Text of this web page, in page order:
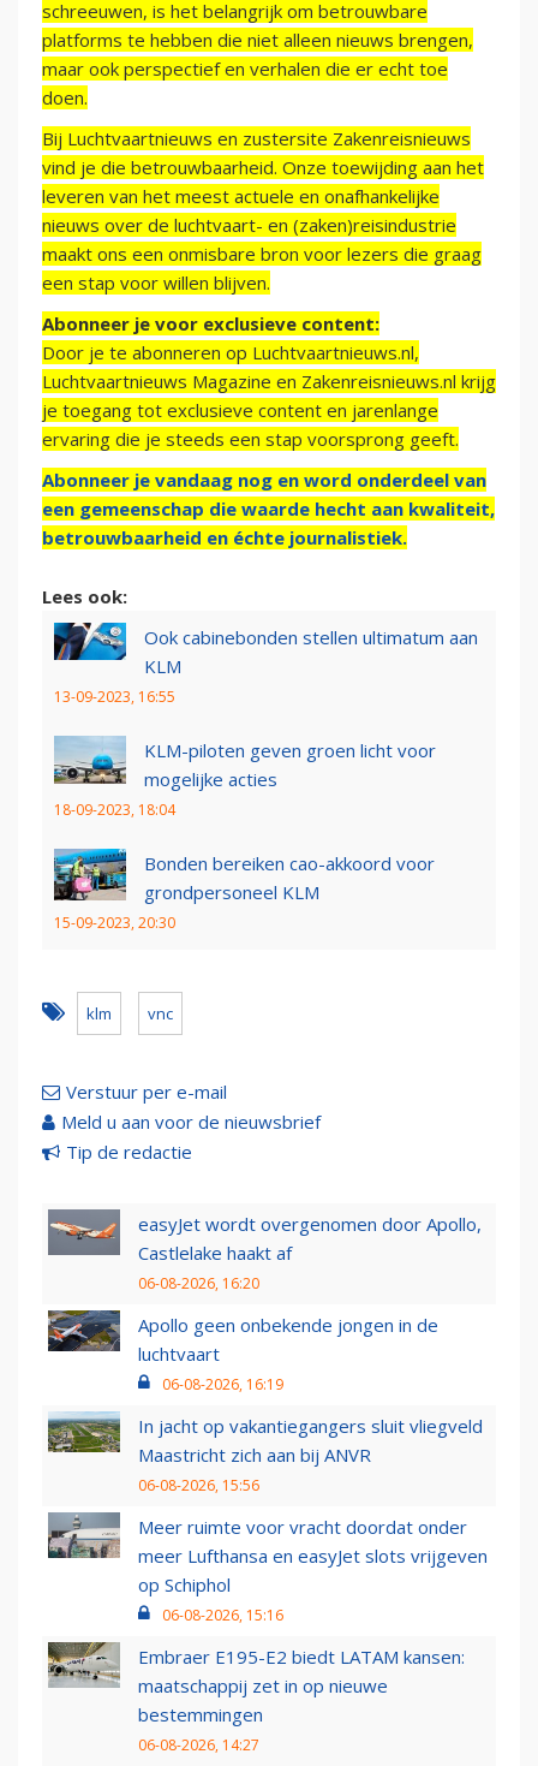
schreeuwen, is het belangrijk om betrouwbare
platforms te hebben die niet alleen nieuws brengen,
maar ook perspectief en verhalen die er echt toe
doen.
Bij Luchtvaartnieuws en zustersite Zakenreisnieuws
vind je die betrouwbaarheid. Onze toewijding aan het
leveren van het meest actuele en onafhankelijke
nieuws over de luchtvaart- en (zaken)reisindustrie
maakt ons een onmisbare bron voor lezers die graag
een stap voor willen blijven.
Abonneer je voor exclusieve content:
Door je te abonneren op Luchtvaartnieuws.nl,
Luchtvaartnieuws Magazine en Zakenreisnieuws.nl krijg
je toegang tot exclusieve content en jarenlange
ervaring die je steeds een stap voorsprong geeft.
Abonneer je vandaag nog en word onderdeel van
een gemeenschap die waarde hecht aan kwaliteit,
betrouwbaarheid en échte journalistiek.
Lees ook:
Ook cabinebonden stellen ultimatum aan
KLM
13-09-2023, 16:55
KLM-piloten geven groen licht voor
mogelijke acties
18-09-2023, 18:04
Bonden bereiken cao-akkoord voor
grondpersoneel KLM
15-09-2023, 20:30
klm vnc
Verstuur per e-mail
Meld u aan voor de nieuwsbrief
Tip de redactie
easyJet wordt overgenomen door Apollo,
Castlelake haakt af
06-08-2026, 16:20
Apollo geen onbekende jongen in de
luchtvaart
06-08-2026, 16:19
In jacht op vakantiegangers sluit vliegveld
Maastricht zich aan bij ANVR
06-08-2026, 15:56
Meer ruimte voor vracht doordat onder
meer Lufthansa en easyJet slots vrijgeven
op Schiphol
06-08-2026, 15:16
Embraer E195-E2 biedt LATAM kansen:
maatschappij zet in op nieuwe
bestemmingen
06-08-2026, 14:27